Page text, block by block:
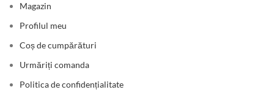
Magazin
Profilul meu
Coș de cumpărături
Urmăriți comanda
Politica de confidențialitate